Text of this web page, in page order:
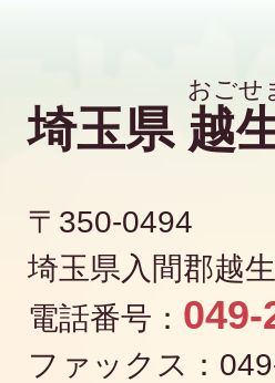
埼玉県 越
〒350-0494
埼玉県入間郡越
電話番号： 049-
ファックス：